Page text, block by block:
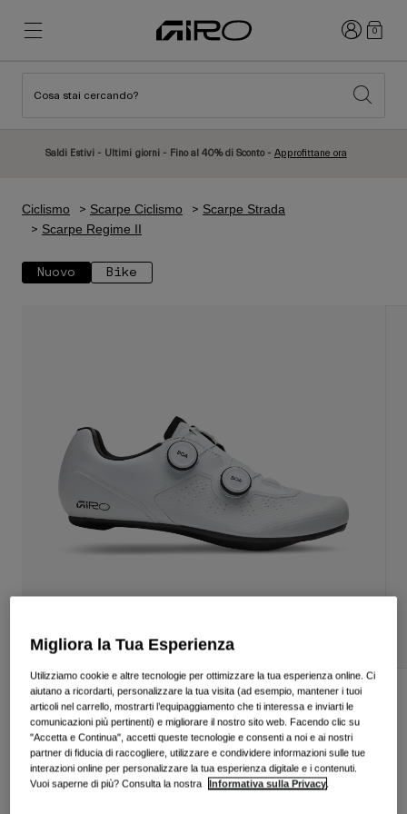
Nuovi Arrivi
Caschi
Caschi da Strada
Scarpe
Scarpe da Strada
Scarpe da MTB
Scarpe da Gravel
Abbigliamento
Abbigliamento da Strada
Abbigliamento da MTB
Vedi tutto
Nuovi Arrivi
Caschi
Sci
Lenti di ricambio
Bambino
Caschi
Accedi
0
Cosa stai cercando?
Saldi Estivi - Ultimi giorni - Fino al 40% di Sconto - Approfittane ora
Ciclismo Scarpe Ciclismo
Scarpe Strada
Scarpe Regime II
Nuovo Bike
Scarpe Regime II
Prodotto n.39096
€ 249.99
Migliora la Tua Esperienza
Utilizziamo cookie e altre tecnologie per ottimizzare la tua esperienza online. Ci
aiutano a ricordarti, personalizzare la tua visita (ad esempio, mantener i tuoi
articoli nel carrello, mostrarti l’equipaggiamento che ti interessa e inviarti le
comunicazioni più pertinenti) e migliorare il nostro sito web. Facendo clic su
"Accetta e Continua", accetti queste tecnologie e consenti a noi e ai nostri
partner di fiducia di raccogliere, utilizzare e condividere informazioni sulle tue
interazioni online per personalizzare la tua esperienza digitale e i contenuti.
Vuoi saperne di più? Consulta la nostra
Informativa sulla Privacy.